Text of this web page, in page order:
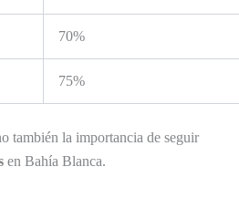
70%
75%
también la importancia de seguir
en Bahía Blanca.